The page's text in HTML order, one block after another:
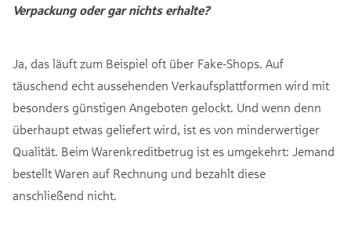
Verpackung oder gar nichts erhalte?
Ja, das läuft zum Beispiel oft über Fake-Shops. Auf
täuschend echt aussehenden Verkaufsplattformen wird mit
besonders günstigen Angeboten gelockt. Und wenn denn
überhaupt etwas geliefert wird, ist es von minderwertiger
Qualität. Beim Warenkreditbetrug ist es umgekehrt: Jemand
bestellt Waren auf Rechnung und bezahlt diese
anschließend nicht.